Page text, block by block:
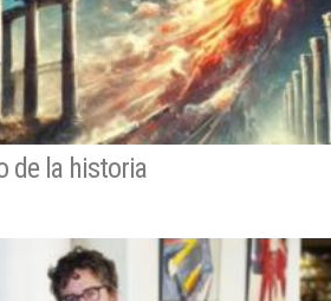
de la historia